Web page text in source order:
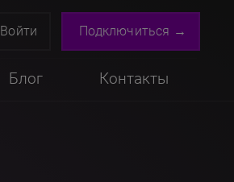
Войти Подключиться →
Блог Контакты